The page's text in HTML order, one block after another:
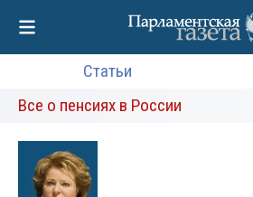
Статьи
Все о пенсиях в России